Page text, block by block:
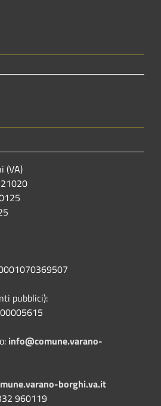
(VA)
pubblici):
info@comune.varano-
borghi.va.it
960119